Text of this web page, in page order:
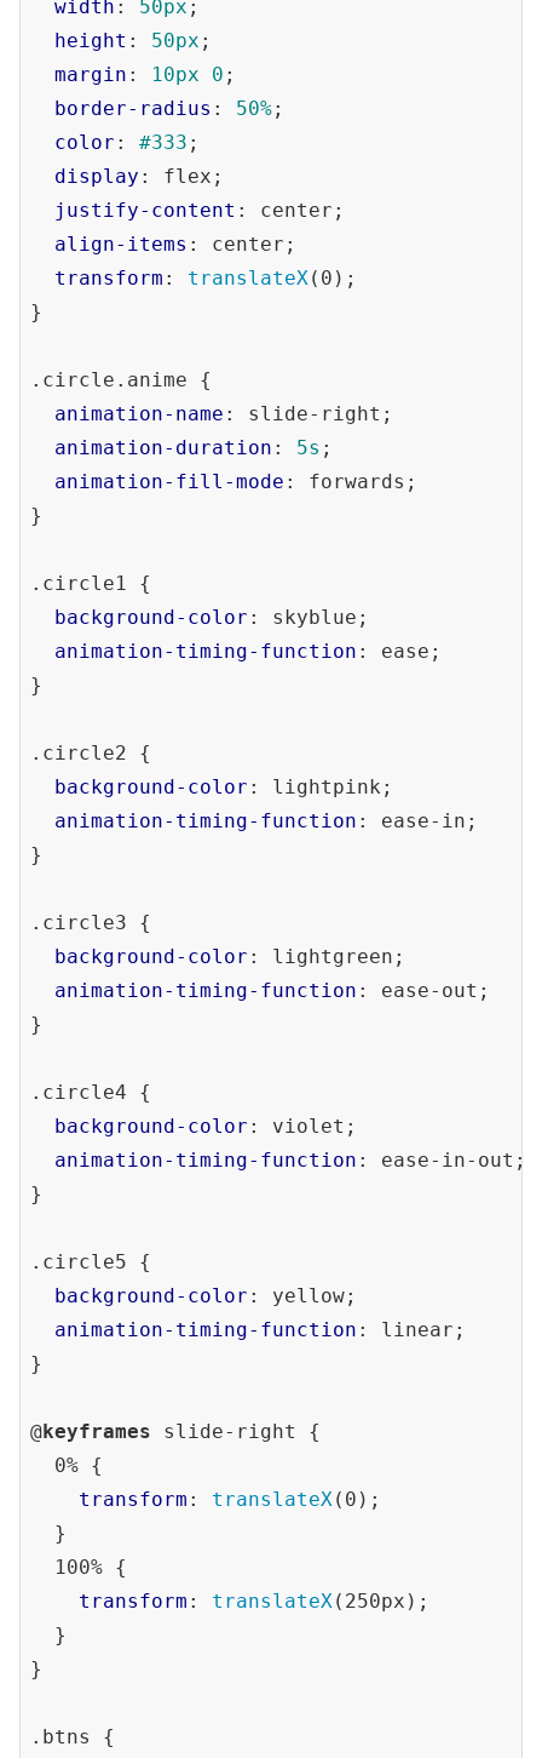
width : 50px ;
height : 50px ;
margin : 10px 0 ;
border-radius : 50%;
color : #333 ;
display : flex;
justify-content : center;
align-items : center;
transform : translateX(0);
}
.circle .anime {
animation-name : slide-right;
animation-duration : 5s ;
animation-fill-mode : forwards;
}
.circle1 {
background-color : skyblue;
animation-timing-function : ease;
}
.circle2 {
background-color : lightpink;
animation-timing-function : ease-in;
}
.circle3 {
background-color : lightgreen;
animation-timing-function : ease-out;
}
.circle4 {
background-color : violet;
animation-timing-function : ease-in-out;
}
.circle5 {
background-color : yellow;
animation-timing-function : linear;
}
@keyframes slide-right {
  0% {
transform : translateX(0);
  }
  100% {
transform : translateX(250px);
  }
}
.btns
{